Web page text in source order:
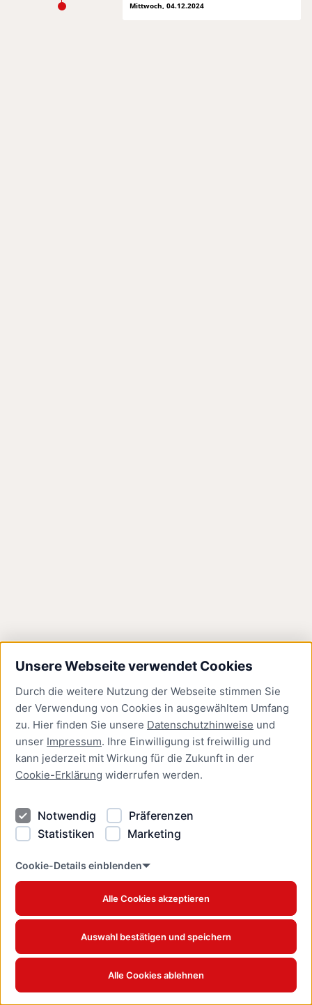
Unsere Webseite verwendet Cookies
Durch die weitere Nutzung der Webseite stimmen Sie
der Verwendung von Cookies in ausgewähltem Umfang
zu. Hier finden Sie unsere Datenschutzhinweise und
unser Impressum. Ihre Einwilligung ist freiwillig und
kann jederzeit mit Wirkung für die Zukunft in der
Cookie-Erklärung widerrufen werden.
Notwendig
Präferenzen
Statistiken
Marketing
Cookie-Details einblenden
Alle Cookies akzeptieren
Auswahl bestätigen und speichern
Alle Cookies ablehnen
Mittwoch, 04.12.2024
Gewerbe weiterhin
erreichbar
Alle Geschäfte, Restaurants und Einrichtungen
bleiben
zugänglich Die Beckergrube bietet
Lübeck
Freitag, 18.10.2024
umgestaltet Seit dem 15. Oktober 2024 ist die